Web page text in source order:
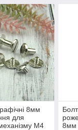
8мм
для
М4
8мм